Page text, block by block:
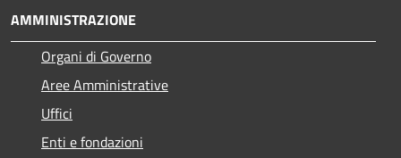
AMMINISTRAZIONE
Organi di Governo
Aree Amministrative
Uffici
Enti e fondazioni